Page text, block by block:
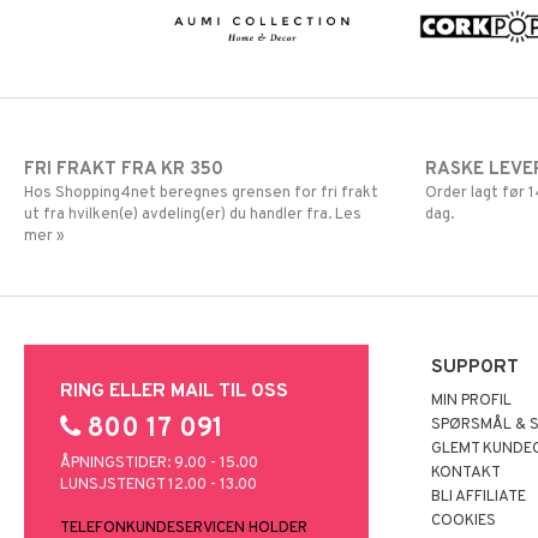
FRI FRAKT FRA KR 350
Hos Shopping4net beregnes grensen for fri frakt
ut fra hvilken(e) avdeling(er) du handler fra. Les
mer »
RASKE
Order lagt før
dag.
RING ELLER MAIL TIL OSS
800 17 091
ÅPNINGSTIDER: 9.00 - 15.00
LUNSJSTENGT 12.00 - 13.00
TELEFONKUNDESERVICEN HOLDER
SUPPORT
MIN PROFIL
SPØRSMÅL &
GLEMT
KONTAKT
BLI AFFILIATE
COOKIES